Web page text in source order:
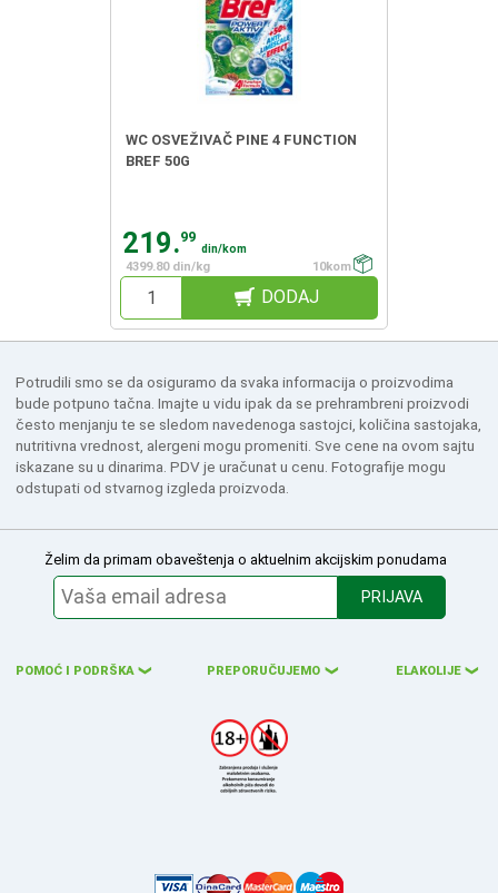
WC OSVEŽIVAČ PINE 4 FUNCTION
BREF 50G
219.99
din/kom
4399.80 din/kg
10kom
DODAJ
Potrudili smo se da osiguramo da svaka informacija o proizvodima
bude potpuno tačna. Imajte u vidu ipak da se prehrambreni proizvodi
često menjanju te se sledom navedenoga sastojci, količina sastojaka,
nutritivna vrednost, alergeni mogu promeniti. Sve cene na ovom sajtu
iskazane su u dinarima. PDV je uračunat u cenu. Fotografije mogu
odstupati od stvarnog izgleda proizvoda.
Želim da primam obaveštenja o aktuelnim akcijskim ponudama
PRIJAVA
POMOĆ I PODRŠKA ❮ PREPORUČUJEMO ❮ ELAKOLIJE ❮